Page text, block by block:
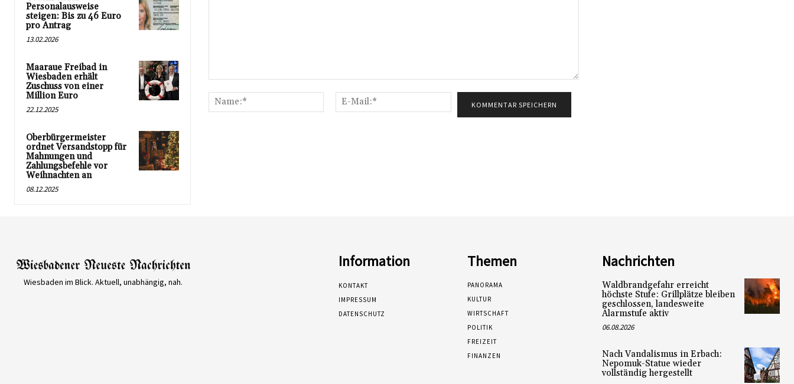
Personalausweise
steigen: Bis zu 46 Euro
pro Antrag
13.02.2026
Maaraue Freibad in
Wiesbaden erhält
Zuschuss von einer
Million Euro
22.12.2025
Oberbürgermeister
ordnet Versandstopp für
Mahnungen und
Zahlungsbefehle vor
Weihnachten an
08.12.2025
Name:*
Mail:*
Wiesbaden im Blick. Aktuell, unabhängig, nah.
Information
KONTAKT
IMPRESSUM
DATENSCHUTZ
Themen
PANORAMA
KULTUR
WIRTSCHAFT
POLITIK
FREIZEIT
FINANZEN
Nachrichten
Waldbrandgefahr erreicht
höchste Stufe: Grillplätze bleiben
geschlossen, landesweite
Alarmstufe aktiv
06.08.2026
Nach Vandalismus in Erbach:
Nepomuk-Statue wieder
vollständig hergestellt